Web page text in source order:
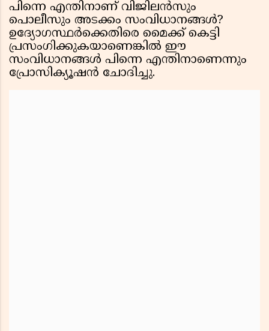
പിന്നെ എന്തിനാണ് വിജിലൻസും
പൊലീസും അടക്കം സംവിധാനങ്ങൾ?
ഉദ്യോഗസ്ഥർക്കെതിരെ മൈക്ക് കെട്ടി
പ്രസംഗിക്കുകയാണെങ്കിൽ ഈ
സംവിധാനങ്ങൾ പിന്നെ എന്തിനാണെന്നും
പ്രോസിക്യൂഷൻ ചോദിച്ചു.